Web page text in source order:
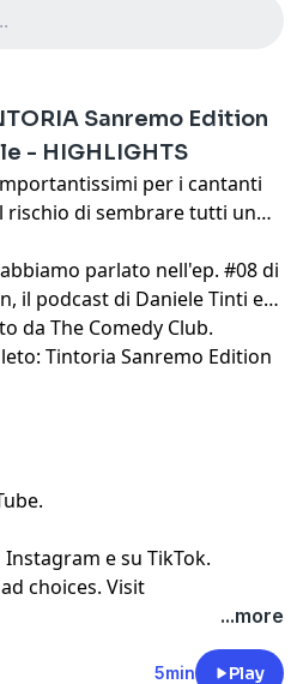
Sanremo Edition
- HIGHLIGHTS
per i cantanti
rischio di sembrare tutti un
parlato nell'ep. #08 di
il podcast di Daniele Tinti e
da The Comedy Club.
Tintoria Sanremo Edition
.
Instagram esu TikTok.
choices. Visit
...more
5min Play